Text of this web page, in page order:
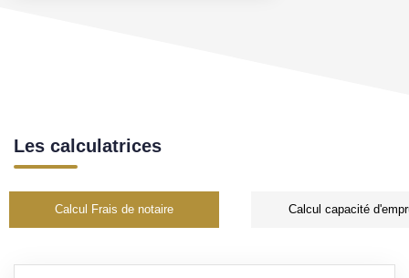
Les calculatrices
Calcul Frais de notaire Calcul capacité